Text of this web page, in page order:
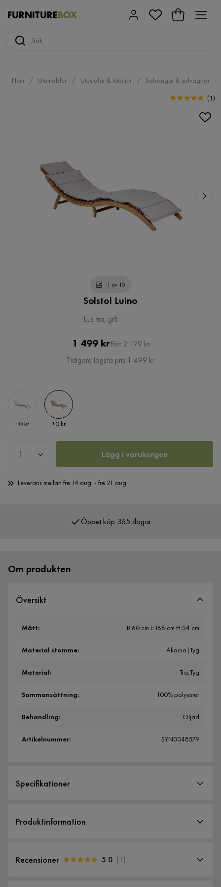
Hem Utemöbler Utestolar & fåtöljer
Solsängar & solvagnar
(1 )
1 av 10
Solstol Luino
Ljus trä, grå
Pris
1 499 krOriginal
Pris
Förr 2 199 kr
Tidigare lägsta pris 1 499 kr
Pris
+0 kr Pris
+0 kr
Lägg i varukorgen
Leverans mellan fre 14 aug. - fre 21 aug.
Öppet köp 365 dagar
Om produkten
Översikt
Mått: B:60 cm L:188 cm H:54 cm
Material stomme: Akacia|Tyg
Material: Trä,Tyg
Sammansättning: 100% polyester
Behandling: Oljad
Artikelnummer: SYN0048579
Specifikationer
Storlek
Produktinformation
Recensioner 5.0 (1)